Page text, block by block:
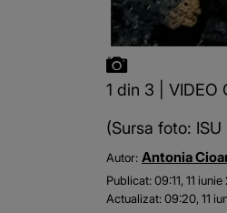
1 din 3 |
(Sursa foto: ISU
Autor: Antonia
Publicat:09:11, 11
Actualizat:09:20, 11